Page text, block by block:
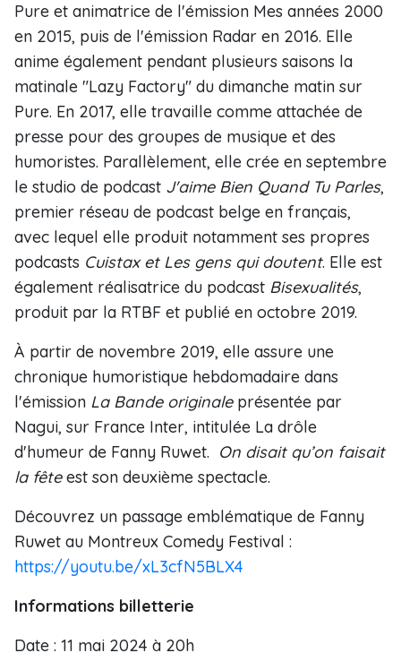
Pure et animatrice de l'émission Mes années 2000
en 2015, puis de l'émission Radar en 2016. Elle
anime également pendant plusieurs saisons la
matinale "Lazy Factory" du dimanche matin sur
Pure. En 2017, elle travaille comme attachée de
presse pour des groupes de musique et des
humoristes. Parallèlement, elle crée en septembre
le studio de podcast J'aime Bien Quand Tu Parles,
premier réseau de podcast belge en français,
avec lequel elle produit notamment ses propres
podcasts Cuistax et Les gens qui doutent. Elle est
également réalisatrice du podcast Bisexualités,
produit par la RTBF et publié en octobre 2019.
À partir de novembre 2019, elle assure une
chronique humoristique hebdomadaire dans
l'émission La Bande originaleprésentée par
Nagui, sur France Inter, intitulée La drôle
d'humeur de Fanny Ruwet. On disait qu’on faisait
la fêteest son deuxième spectacle.
Découvrez un passage emblématique de Fanny
Ruwet au Montreux Comedy Festival :
https://youtu.be/xL3cfN5BLX4
Informations billetterie
Date : 11 mai 2024 à 20h